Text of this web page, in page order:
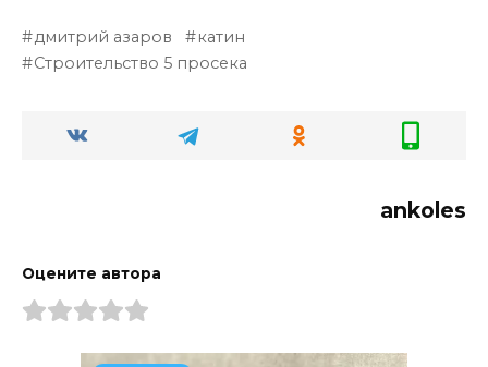
дмитрий азаров
катин
Строительство 5 просека
ankoles
Оцените автора